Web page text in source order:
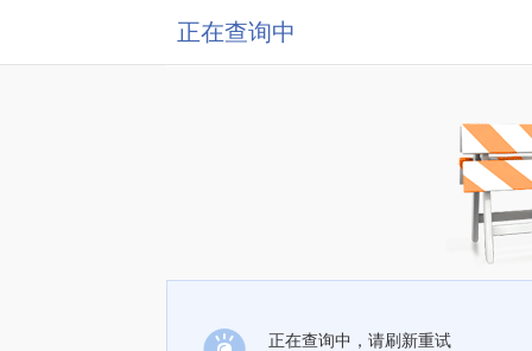
正在查询中
正在查询中，请刷新重试